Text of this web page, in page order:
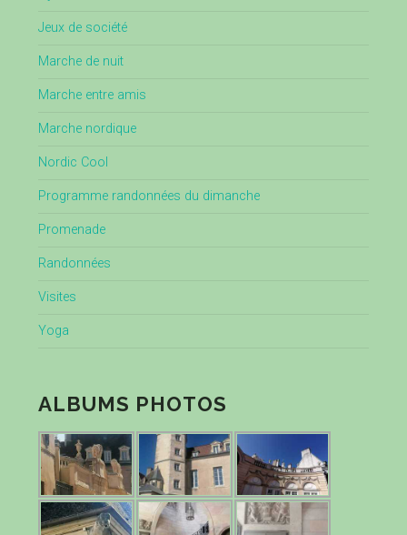
Jeux de société
Marche de nuit
Marche entre amis
Marche nordique
Nordic Cool
Programme randonnées du dimanche
Promenade
Randonnées
Visites
Yoga
ALBUMS PHOTOS